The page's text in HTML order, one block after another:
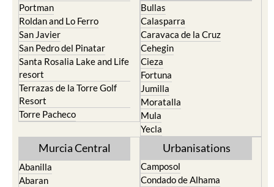
Portman
Roldan and Lo Ferro
San Javier
San Pedro del Pinatar
Santa Rosalia Lake and Life
resort
Terrazas de la Torre Golf
Resort
Torre Pacheco
Bullas
Calasparra
Caravaca de la Cruz
Cehegin
Cieza
Fortuna
Jumilla
Moratalla
Mula
Yecla
Murcia Central
Abanilla
Abaran
Urbanisations
Camposol
Condado de Alhama